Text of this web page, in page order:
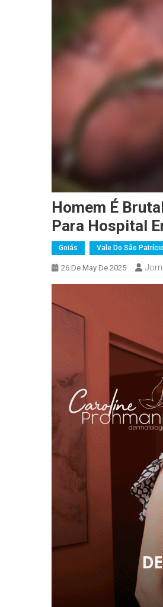
Homem É
Para Hospital
Goiás Vale Do São Patrício
26 De May De 2025